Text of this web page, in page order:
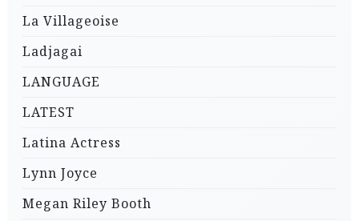
La Villageoise
Ladjagai
LANGUAGE
LATEST
Latina Actress
Lynn Joyce
Megan Riley Booth